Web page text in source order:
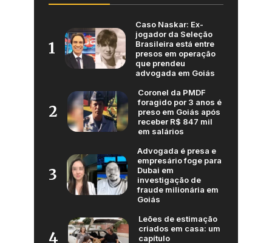
1
Caso Naskar: Ex-
jogador da Seleção
Brasileira está entre
presos em operação
que prendeu
advogada em Goiás
2
Coronel da PMDF
foragido por 3 anos é
preso em Goiás após
receber R$ 847 mil
em salários
3
Advogada é presa e
empresário foge para
Dubai em
investigação de
fraude milionária em
Goiás
4
Leões de estimação
criados em casa: um
capítulo